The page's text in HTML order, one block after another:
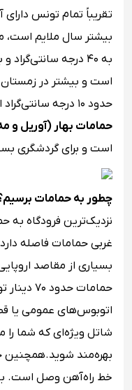
تقریباً تمام تونس
بیشتر سال ملایم است،
به ۴۰ درجه
است و بیشتر در
حدود ۱۰ درجه سانتی‌گراد است.
حمامات بهار (آوریل و
است و برای گردشگری
چطور به حمامات
غربی حمامات فاصله
بسیاری از مقاصد
حمامات
اتوبوس‌های عمومی یا
شاتل ویژه‌ای که شما را
بهره‌مند شوید.همچنین
خط راه‌آهن وصل است.